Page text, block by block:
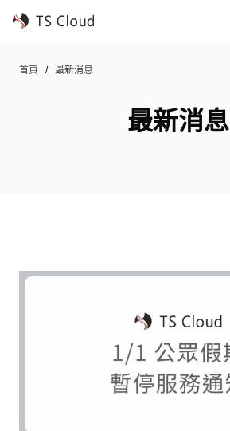
首頁 最新消息
最新消息